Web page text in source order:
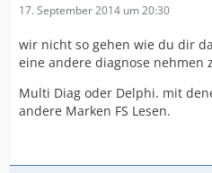
17. September 2014 um 20:30
wir nicht so gehen wie du dir
eine andere diagnose nehmen
Multi Diag oder Delphi. mit
andere Marken FS Lesen.